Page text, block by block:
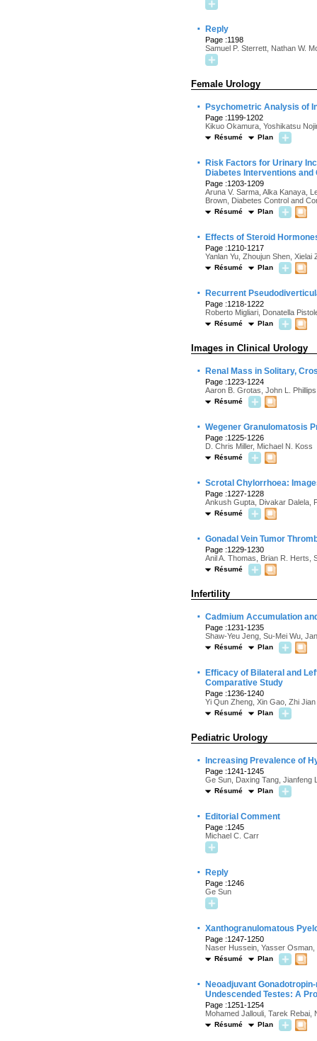
· Reply
Page :1198
Samuel P. Sterrett, Nathan W.
Female Urology
· Psychometric Analysis of
Page :1199-1202
Kikuo Okamura, Yoshikatsu
Résumé Plan
·
Risk Factors for Urinary
Diabetes Interventions
Page :1203-1209
Aruna V. Sarma, Alka Kanaya,
Brown, Diabetes Control and
Résumé Plan
· Effects of Steroid
Page :1210-1217
Yanlan Yu, Zhoujun Shen, Xielai
Résumé Plan
· Recurrent
Page :1218-1222
Roberto Migliari, Donatella
Résumé Plan
Images in Clinical Urology
· Renal Mass in Solitary,
Page :1223-1224
Aaron B. Grotas, John L. Phillips
Résumé
· Wegener Granulomatosis
Page :1225-1226
D. Chris Miller, Michael N. Koss
Résumé
· Scrotal Chylorrhoea:
Page :1227-1228
Ankush Gupta, Divakar Dalela,
Résumé
· Gonadal Vein Tumor
Page :1229-1230
Anil A. Thomas, Brian R. Herts,
Résumé
Infertility
· Cadmium Accumulation
Page :1231-1235
Shaw-Yeu Jeng, Su-Mei Wu,
Résumé Plan
·
Efficacy of Bilateral and
Comparative Study
Page :1236-1240
Yi Qun Zheng, Xin Gao, Zhi
Résumé Plan
Pediatric Urology
· Increasing Prevalence of
Page :1241-1245
Ge Sun, Daxing Tang, Jianfeng
Résumé Plan
· Editorial Comment
Page :1245
Michael C. Carr
· Reply
Page :1246
Ge Sun
· Xanthogranulomatous
Page :1247-1250
Naser Hussein, Yasser
Résumé Plan
·
Neoadjuvant
Undescended Testes: A
Page :1251-1254
Mohamed Jallouli, Tarek Rebai,
Résumé Plan